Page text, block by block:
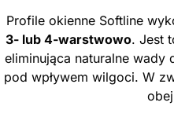
Profile okienne Softline
3- lub 4-warstwowo. Jest
eliminująca naturalne wady
pod wpływem wilgoci. W